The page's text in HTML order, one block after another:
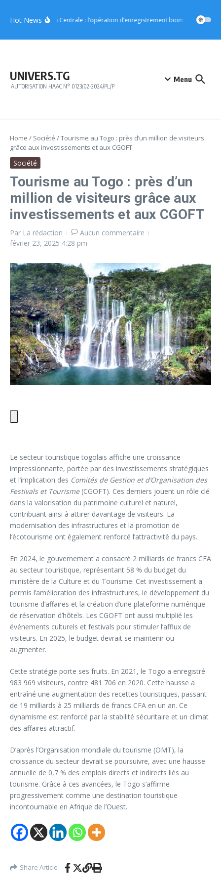
Hot NewsRégion Centrale : l’opération d’enregistrement biométrique
UNIVERS.TG
AUTORISATION HAAC N° 0123/02-2024/PL/P
Menu
Home / Société /Tourisme au Togo : près d’un million de visiteurs
grâce aux investissements et aux CGOFT
Société
Tourisme au Togo : près d’un
million de visiteurs grâce aux
investissements et aux CGOFT
Par La rédaction
Aucun commentaire
février 23, 2025 4:28 pm
Le secteur touristique togolais affiche une croissance
impressionnante, portée par des investissements stratégiques
et l’implication des Comités de Gestion et d’Organisation des
Festivals et Tourisme(CGOFT). Ces derniers jouent un rôle clé
dans la valorisation du patrimoine culturel et naturel,
contribuant ainsi à attirer davantage de visiteurs. La
modernisation des infrastructures et la promotion de
l’écotourisme ont également renforcé l’attractivité du pays.
En 2024, le gouvernement a consacré 2 milliards de francs CFA
au secteur touristique, représentant 58 % du budget du
ministère de la Culture et du Tourisme. Cet investissement a
permis l’amélioration des infrastructures, le développement du
tourisme d’affaires et la création d’une plateforme numérique
de réservation d’hôtels. Les CGOFT ont aussi multiplié les
événements culturels et festivals pour stimuler l’afflux de
visiteurs. En 2025, le budget devrait se maintenir ou
augmenter.
Cette stratégie porte ses fruits. En 2021, le Togo a enregistré
983 969 visiteurs, contre 481 706 en 2020. Cette hausse a
entraîné une augmentation des recettes touristiques, passant
de 19 milliards à 25 milliards de francs CFA en un an. Ce
dynamisme est renforcé par la stabilité sécuritaire et un climat
des affaires attractif.
D’après l’Organisation mondiale du tourisme (OMT), la
croissance du secteur devrait se poursuivre, avec une hausse
annuelle de 0,7 % des emplois directs et indirects liés au
tourisme. Grâce à ces avancées, le Togo s’affirme
progressivement comme une destination touristique
incontournable en Afrique de l’Ouest.
Share Article